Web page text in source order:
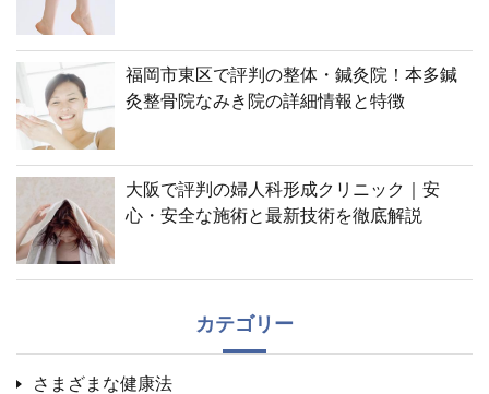
福岡市東区で評判の整体・鍼灸院！本多鍼
灸整骨院なみき院の詳細情報と特徴
大阪で評判の婦人科形成クリニック｜安
心・安全な施術と最新技術を徹底解説
カテゴリー
さまざまな健康法